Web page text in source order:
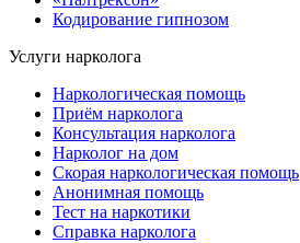
Кодирование гипнозом
Услуги нарколога
Наркологическая помощь
Приём нарколога
Консультация нарколога
Нарколог на дом
Скорая наркологическая помощь
Анонимная помощь
Тест на наркотики
Справка нарколога